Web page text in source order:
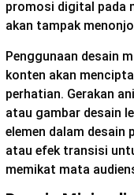
promosi digital pada
akan tampak
Penggunaan desain
konten akan
perhatian. Gerakan
atau gambar desain
elemen dalam
atau efek transisi
memikat mata